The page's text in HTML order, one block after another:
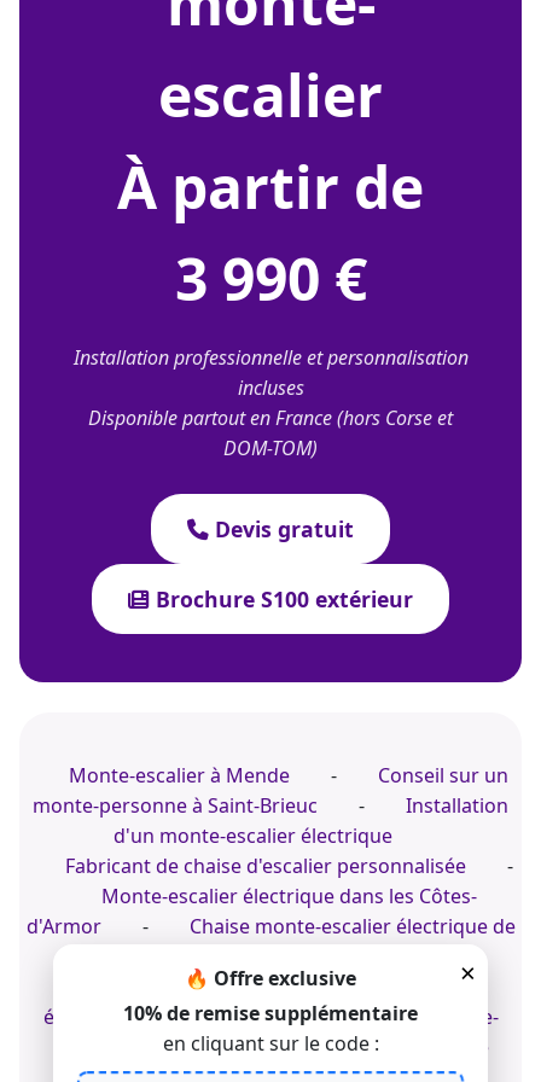
escalier
À partir de
3 990 €
Installation professionnelle et personnalisation
incluses
Disponible partout en France (hors Corse et
DOM-TOM)
Devis gratuit
Brochure S100 extérieur
×
🔥 Offre exclusive
10% de remise supplémentaire
en cliquant sur le code :
Monte-escalier à Mende -
Conseil sur un
monte-personne à Saint-Brieuc
-
Installation
d'un monte-escalier électrique
Fabricant de chaise d'escalier personnalisée
-
Monte-escalier électrique dans les Côtes-
d'Armor
-
Chaise monte-escalier électrique de
Conseil sur un fauteuil monte-escalier
électrique
-
Conseil sur une chaise monte-
escalier à Marseille
-
Acheter une chaise